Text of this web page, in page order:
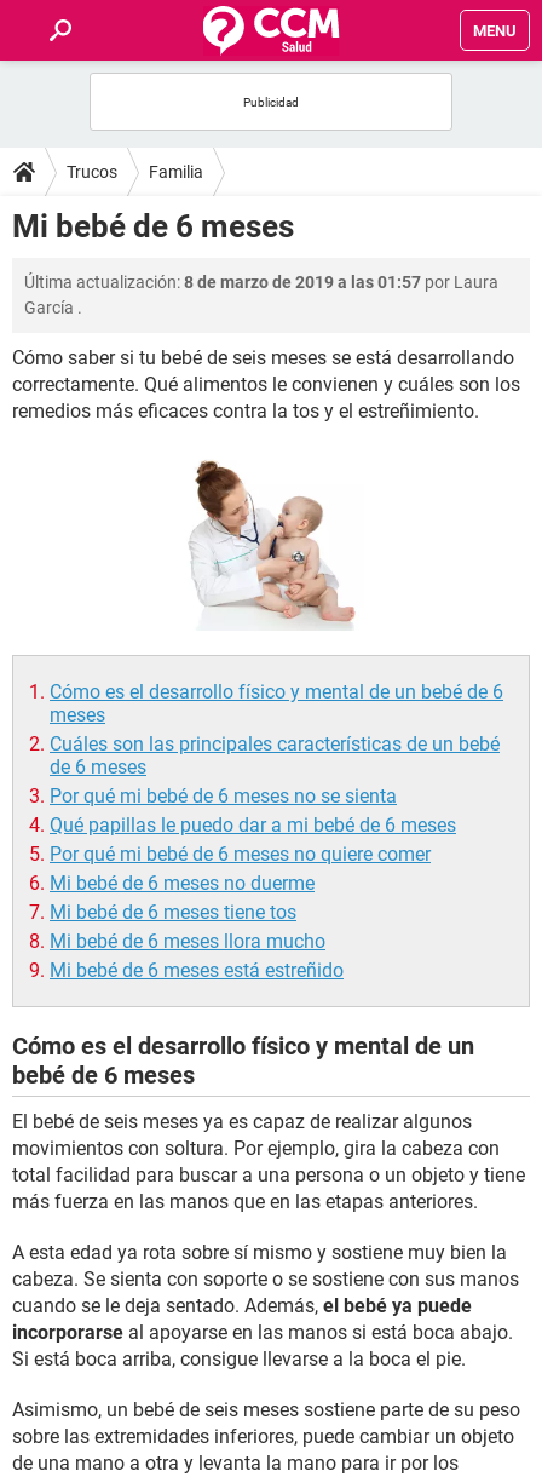
MENU
FOROS
SALUD
FAMILIA
BIENESTAR
Trucos Familia
Mi bebé de 6 meses
Última actualización:8 de marzo de 2019 a las 01:57 por Laura
García .
Cómo saber si tu bebé de seis meses se está desarrollando
correctamente. Qué alimentos le convienen y cuáles son los
remedios más eficaces contra la tos y el estreñimiento.
Cómo es el desarrollo físico y mental de un bebé de 6
meses
Cuáles son las principales características de un bebé
de 6 meses
Por qué mi bebé de 6 meses no se sienta
Qué papillas le puedo dar a mi bebé de 6 meses
Por qué mi bebé de 6 meses no quiere comer
Mi bebé de 6 meses no duerme
Mi bebé de 6 meses tiene tos
Mi bebé de 6 meses llora mucho
Mi bebé de 6 meses está estreñido
Cómo es el desarrollo físico y mental de un
bebé de 6 meses
El bebé de seis meses ya es capaz de realizar algunos
movimientos con soltura. Por ejemplo, gira la cabeza con
total facilidad para buscar a una persona o un objeto y tiene
más fuerza en las manos que en las etapas anteriores.
A esta edad ya rota sobre sí mismo y sostiene muy bien la
cabeza. Se sienta con soporte o se sostiene con sus manos
cuando se le deja sentado. Además, el bebé ya puede
incorporarse al apoyarse en las manos si está boca abajo.
Si está boca arriba, consigue llevarse a la boca el pie.
Asimismo, un bebé de seis meses sostiene parte de su peso
sobre las extremidades inferiores, puede cambiar un objeto
de una mano a otra y levanta la mano para ir por los